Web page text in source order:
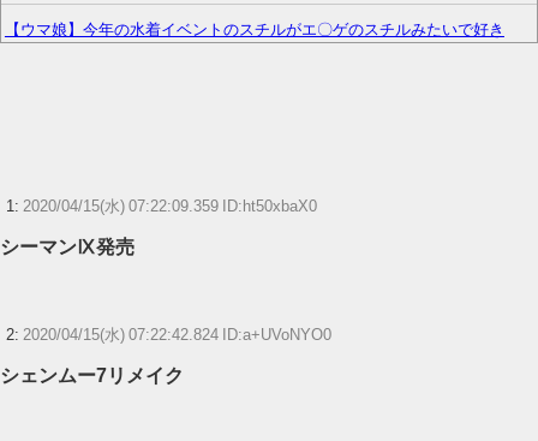
【ウマ娘】今年の水着イベントのスチルがエ〇ゲのスチルみたいで好き
3,713 本
イのなら考える
1: 2020/04/15(水) 07:22:09.359 ID:ht50xbaX0
シーマンⅨ発売
2: 2020/04/15(水) 07:22:42.824 ID:a+UVoNYO0
シェンムー7リメイク